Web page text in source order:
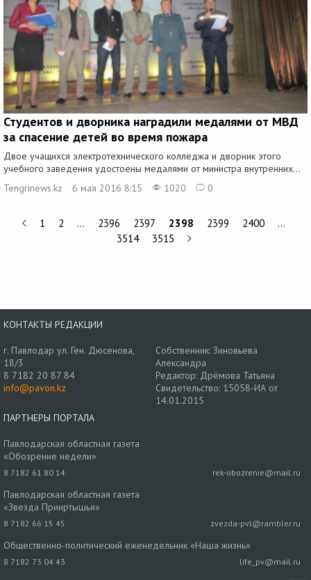
Студентов и дворника наградили медалями от МВД
за спасение детей во время пожара
Двое учащихся электротехнического колледжа и дворник этого
учебного заведения удостоены медалями от министра внутренних...
Tengrinews.kz
6 мая 2016 8:15 1020 0
1 2 … 2396 2397 2398 2399 2400
…
3514
3515
КОНТАКТЫ РЕДАКЦИИ
г. Павлодар ул. Ген. Дюсенова,
18/3
8 7182 20 87 84
info@pavon.kz
Собственник: Зиновьева
Александра
Редактор: Дрёмова Татьяна
Свидетельство: 15058-ИА от
14.01.2015
ПАРТНЕРЫ ПОРТАЛА
Павлодарская областная газета
«Обозрение недели»
8 7182 61 80 14 rek-obozrenie@mail.ru
Павлодарская областная газета
«Звезда Прииртышья»
8 7182 66 15 45 zvezda-pvl@rambler.ru
Общественно-политический еженедельник «Наша жизнь»
8 7182 73 04 43 life_pv@mail.ru